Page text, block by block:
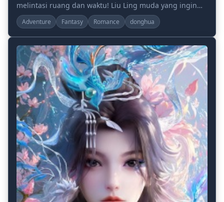
melintasi ruang dan waktu! Liu Ling muda yang ingin
melihat dirinya sendiri menemukan batu ajaib....
Adventure Fantasy Romance donghua